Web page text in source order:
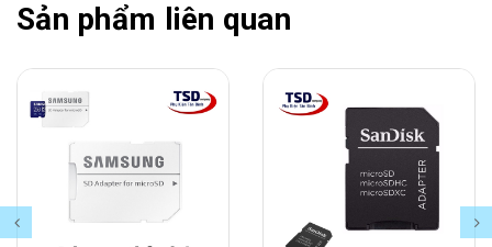
Sản phẩm liên quan